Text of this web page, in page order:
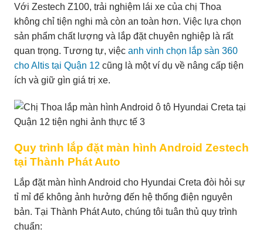
Với Zestech Z100, trải nghiệm lái xe của chị Thoa
không chỉ tiện nghi mà còn an toàn hơn. Việc lựa chọn
sản phẩm chất lượng và lắp đặt chuyên nghiệp là rất
quan trọng. Tương tự, việc anh vinh chọn lắp sàn 360
cho Altis tại Quận 12 cũng là một ví dụ về nâng cấp tiện
ích và giữ gìn giá trị xe.
Quy trình lắp đặt màn hình Android Zestech
tại Thành Phát Auto
Lắp đặt màn hình Android cho Hyundai Creta đòi hỏi sự
tỉ mỉ để không ảnh hưởng đến hệ thống điện nguyên
bản. Tại Thành Phát Auto, chúng tôi tuân thủ quy trình
chuẩn: